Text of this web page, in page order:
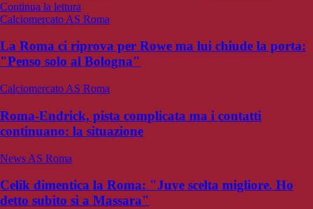
Continua la lettura
Calciomercato AS Roma
La Roma ci riprova per Rowe ma lui chiude la porta:
"Penso solo al Bologna"
Calciomercato AS Roma
Roma-Endrick, pista complicata ma i contatti
continuano: la situazione
News AS Roma
Celik dimentica la Roma: "Juve scelta migliore. Ho
detto subito sì a Massara"